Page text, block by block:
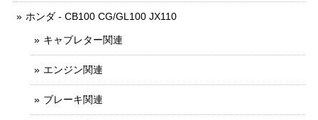
ホンダ - CB100 CG/GL100 JX110
キャブレター関連
エンジン関連
ブレーキ関連